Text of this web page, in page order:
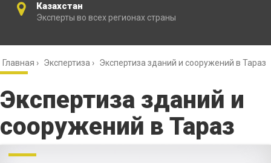
Казахстан
Эксперты во всех регионах страны
Главная › Экспертиза › Экспертиза зданий и сооружений в Тараз
Экспертиза зданий и
сооружений в Тараз